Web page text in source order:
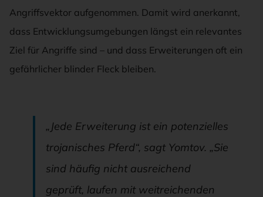
Angriffsvektor aufgenommen. Damit wird anerkannt,
dass Entwicklungsumgebungen längst ein relevantes
Ziel für Angriffe sind – und dass Erweiterungen oft ein
gefährlicher blinder Fleck bleiben.
„Jede Erweiterung ist ein potenzielles
trojanisches Pferd“, sagt Yomtov. „Sie
sind häufig nicht ausreichend
geprüft, laufen mit weitreichenden